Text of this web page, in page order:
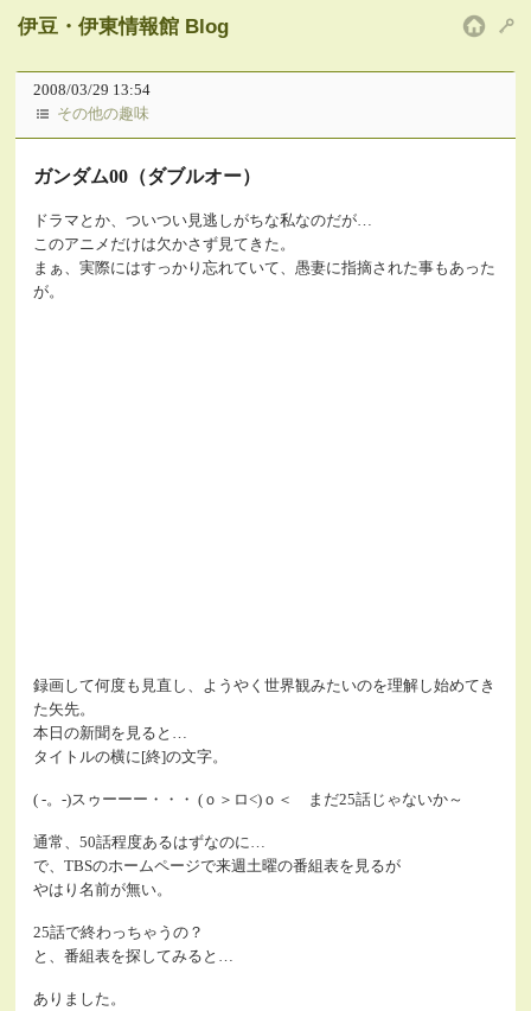
伊豆・伊東情報館 Blog
2008/03/29 13:54
その他の趣味
ガンダム00（ダブルオー）
ドラマとか、ついつい見逃しがちな私なのだが…
このアニメだけは欠かさず見てきた。
まぁ、実際にはすっかり忘れていて、愚妻に指摘された事もあった
が。
録画して何度も見直し、ようやく世界観みたいのを理解し始めてき
た矢先。
本日の新聞を見ると…
タイトルの横に[終]の文字。
( -。-)スゥーーー・・・ (ｏ＞ロ<)ｏ＜ まだ25話じゃないか～
通常、50話程度あるはずなのに…
で、TBSのホームページで来週土曜の番組表を見るが
やはり名前が無い。
25話で終わっちゃうの？
と、番組表を探してみると…
ありました。